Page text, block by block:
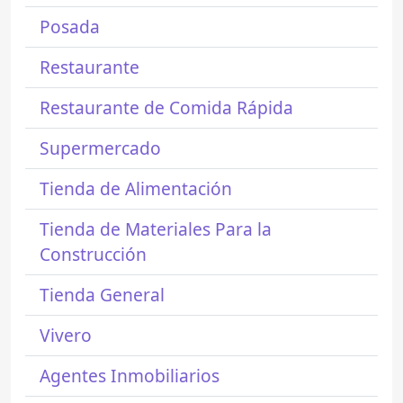
Posada
Restaurante
Restaurante de Comida Rápida
Supermercado
Tienda de Alimentación
Tienda de Materiales Para la
Construcción
Tienda General
Vivero
Agentes Inmobiliarios